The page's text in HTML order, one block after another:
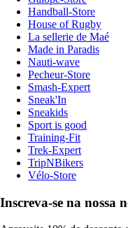
Handball-Store
House of Rugby
La sellerie de Maé
Made in Paradis
Nauti-wave
Pecheur-Store
Smash-Expert
Sneak'In
Sneakids
Sport is good
Training-Fit
Trek-Expert
TripNBikers
Vélo-Store
Inscreva-se na nossa